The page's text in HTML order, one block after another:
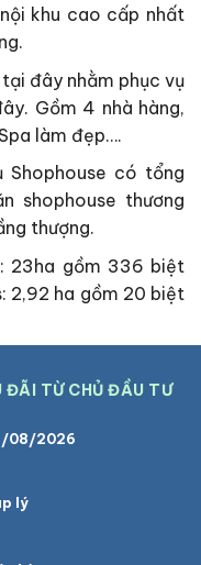
khu cao cấp nhất
đây nhằm phục vụ
Gồm 4 nhà hàng,
làm đẹp….
Shophouse có tổng
shophouse thương
thượng.
23ha gồm 336 biệt
2,92 ha gồm 20 biệt
ĐÃI TỪ CHỦ ĐẦU TƯ
08/2026
lý